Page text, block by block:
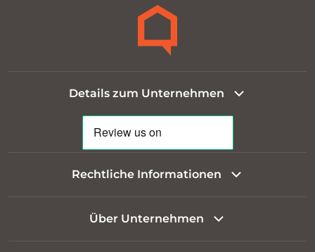
Details zum Unternehmen
Rechtliche Informationen
Über Unternehmen